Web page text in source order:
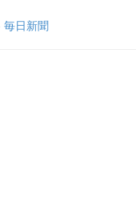
毎日新聞